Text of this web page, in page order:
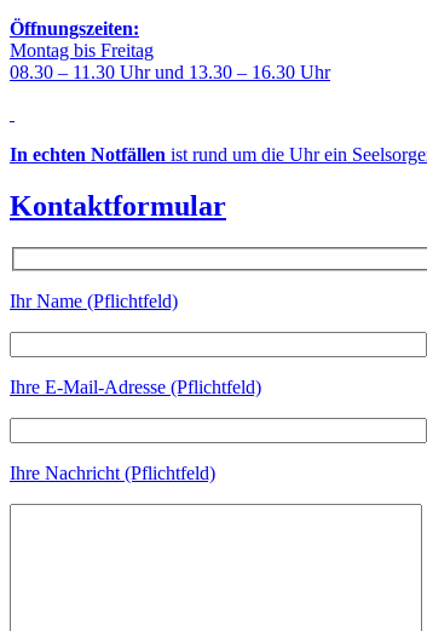
Öffnungszeiten:
Montag bis Freitag
08.30 – 11.30 Uhr und 13.30 – 16.30 Uhr
In echten Notfällen ist rund um die Uhr ein
Kontaktformular
Ihr Name (Pflichtfeld)
Ihre E-Mail-Adresse (Pflichtfeld)
Ihre Nachricht (Pflichtfeld)